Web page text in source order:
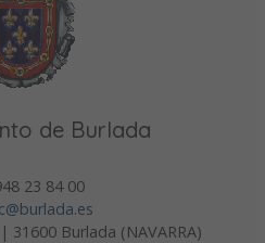
de Burlada
23 84 00
31600 Burlada (NAVARRA)